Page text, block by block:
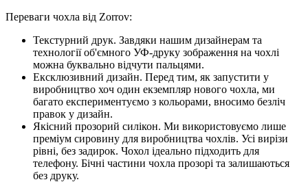
Переваги чохла від Zorrov:
Текстурний друк. Завдяки нашим дизайнерам та
технології об'ємного УФ-друку зображення на чохлі
можна буквально відчути пальцями.
Ексклюзивний дизайн. Перед тим, як запустити у
виробництво хоч один екземпляр нового чохла, ми
багато експериментуємо з кольорами, вносимо безліч
правок у дизайн.
Якісний прозорий силікон. Ми використовуємо лише
преміум сировину для виробництва чохлів. Усі вирізи
рівні, без задирок. Чохол ідеально підходить для
телефону. Бічні частини чохла прозорі та залишаються
без друку.